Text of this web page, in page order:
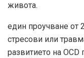
живота.
един проучване от
стресови или
развитието на